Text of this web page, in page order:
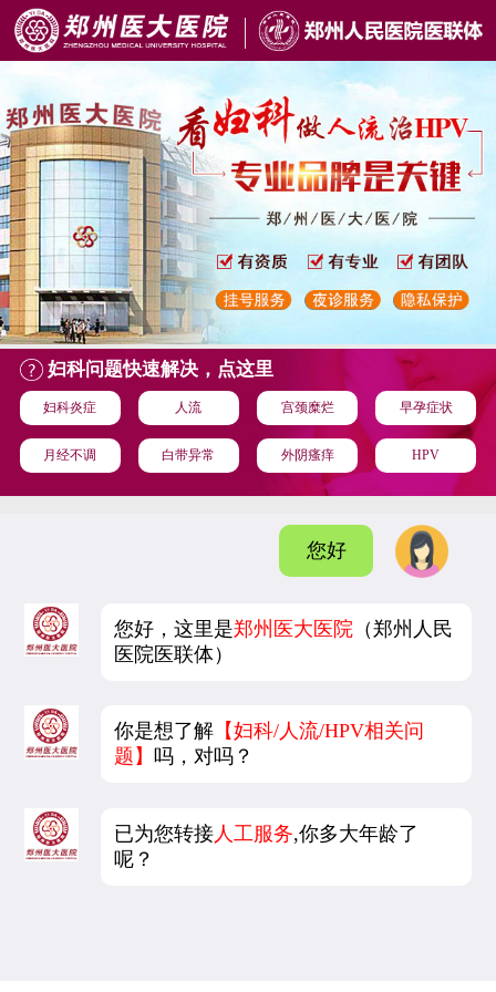
妇科问题快速解决，点这里
妇科炎症 人流 宫颈糜烂 早孕症状
月经不调 白带异常 外阴瘙痒 HPV
您好
您好，这里是郑州医大医院 （郑州人民
医院医联体）
你是想了解 【妇科/人流/HPV相关问
题】吗，对吗？
已为您转接 人工服务,你多大年龄了
呢？